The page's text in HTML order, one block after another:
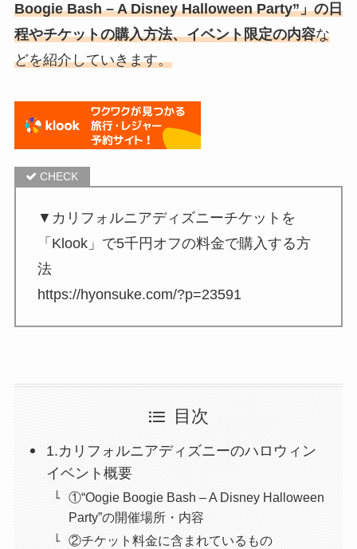
Boogie Bash – A Disney Halloween Party”」の日
程やチケットの購入方法、イベント限定の内容な
どを紹介していきます。
▼カリフォルニアディズニーチケットを
「Klook」で5千円オフの料金で購入する方
法
https://hyonsuke.com/?p=23591
目次
1.カリフォルニアディズニーのハロウィン
イベント概要
①“Oogie Boogie Bash – A Disney Halloween
Party”の開催場所・内容
②チケット料金に含まれているもの